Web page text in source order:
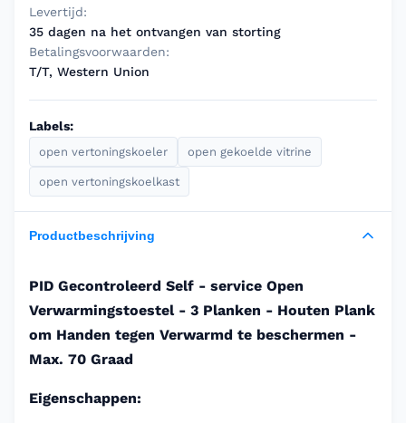
Levertijd:
35 dagen na het ontvangen van storting
Betalingsvoorwaarden:
T/T, Western Union
Labels:
open vertoningskoeler open gekoelde vitrine
open vertoningskoelkast
Productbeschrijving
PID Gecontroleerd Self - service Open
Verwarmingstoestel - 3 Planken - Houten Plank
om Handen tegen Verwarmd te beschermen -
Max. 70 Graad
Eigenschappen: